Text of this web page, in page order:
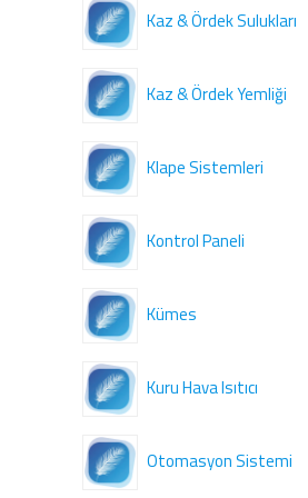
Kaz & Ördek Sulukları
Kaz & Ördek Yemliği
Klape Sistemleri
Kontrol Paneli
Kümes
Kuru Hava Isıtıcı
Otomasyon Sistemi